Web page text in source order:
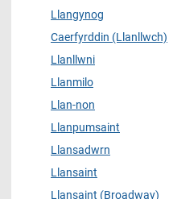
Llangynog
Caerfyrddin (Llanllwch)
Llanllwni
Llanmilo
Llan-non
Llanpumsaint
Llansadwrn
Llansaint
Llansaint (Broadway)